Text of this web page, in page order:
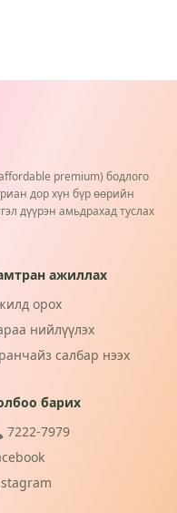
premium) бодлого
дор хүн бүр өөрийн
дүүрэн амьдрахад туслах
ажиллах
орох
нийлүүлэх
салбар нээх
барих
7222-7979